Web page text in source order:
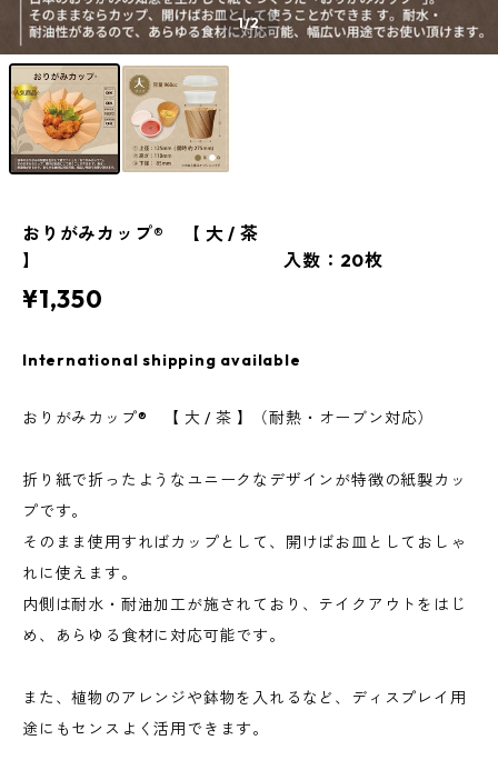
1/2
おりがみカップ® 【 大 / 茶
】 入数：20枚
¥1,350
International shipping available
おりがみカップ® 【 大 / 茶 】（耐熱・オーブン対応）
折り紙で折ったようなユニークなデザインが特徴の紙製カッ
プです。
そのまま使用すればカップとして、開けばお皿としておしゃ
れに使えます。
内側は耐水・耐油加工が施されており、テイクアウトをはじ
め、あらゆる食材に対応可能です。
また、植物のアレンジや鉢物を入れるなど、ディスプレイ用
途にもセンスよく活用できます。